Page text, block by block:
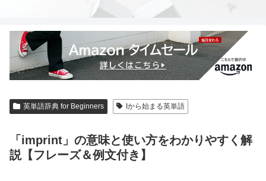
英単語辞典 for Beginners Iから始まる英単語
「imprint」の意味と使い方をわかりやすく解
説【フレーズ＆例文付き】